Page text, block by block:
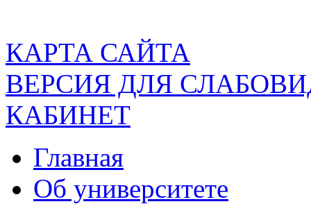
КАРТА САЙТА
ВЕРСИЯ ДЛЯ
КАБИНЕТ
Главная
Об университете